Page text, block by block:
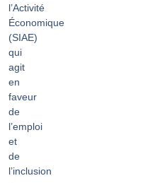
l’Activité
Économique
(SIAE)
qui
agit
en
faveur
de
l’emploi
et
de
l’inclusion